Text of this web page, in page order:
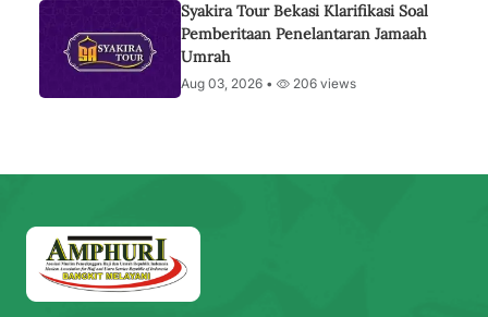
Syakira Tour Bekasi Klarifikasi Soal
Pemberitaan Penelantaran Jamaah
Umrah
Aug 03, 2026 • 206 views